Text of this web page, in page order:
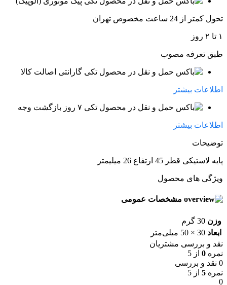
تحول کمتر از 24 ساعت مخصوص تهران
۱ تا ۲ روز
طبق تعرفه مصوب
گارانتی اصالت کالا
اطلاعات بیشتر
۷ روز بازگشت وجه
اطلاعات بیشتر
توضیحات
پایه لاستیکی قطر 45 ارتفاع 26 میلیمتر
ویژگی های محصول
مشخصات عمومی
وزن 30 گرم
ابعاد 30 × 50 میلی‌متر
نقد و بررسی مشتریان
نمره 0 از 5
0 نقد و بررسی
نمره 5 از 5
0